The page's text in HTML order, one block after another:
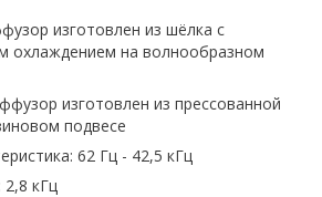
изготовлен из шёлка с
охлаждением на волнообразном
изготовлен из прессованной
подвесе
62 Гц - 42,5 кГц
кГц